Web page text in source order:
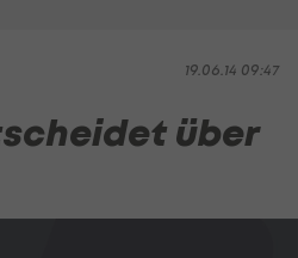
19.06.14 09:47
über